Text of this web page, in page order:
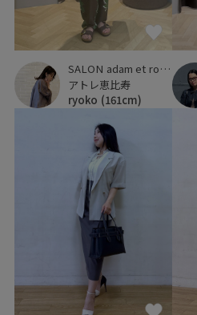
SALON adam et ropé
アトレ恵比寿
ryoko (161cm)